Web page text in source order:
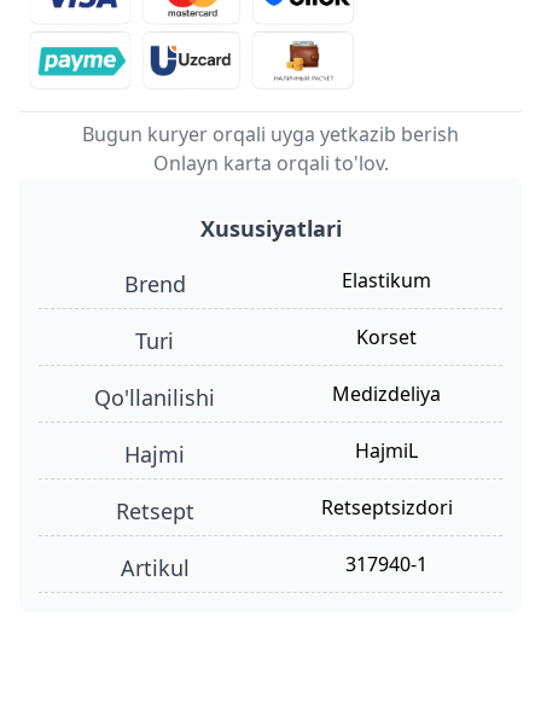
Bugun kuryer orqali uyga yetkazib berish
Onlayn karta orqali to'lov.
Xususiyatlari
Brend
Elastikum
turi korset
qo'llanilishi Medizdeliya
hajmi hajmiL
retsept retseptsizdori
Artikul 317940-1